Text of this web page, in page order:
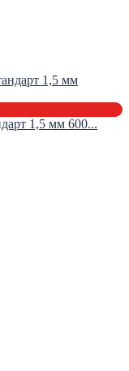
1,5 мм 600...